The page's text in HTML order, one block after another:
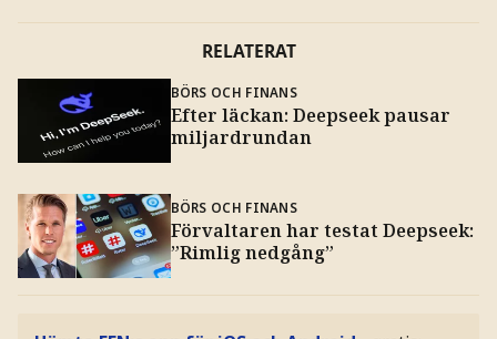
RELATERAT
BÖRS OCH FINANS
Efter läckan: Deepseek pausar
miljardrundan
BÖRS OCH FINANS
Förvaltaren har testat Deepseek:
”Rimlig nedgång”